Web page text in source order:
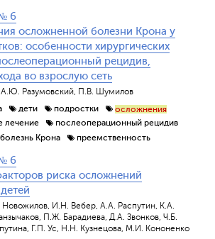
6
осложненной болезни Крона у
особенности хирургических
рецидив,
во взрослую сеть
Разумовский, П.В. Шумилов
дети подростки
осложнения
лечение
послеоперационный рецидив
Крона
преемственность
6
риска осложнений
И.Н. Вебер, А.А. Распутин, К.А.
П.Ж. Барадиева, Д.А. Звонков, Ч.Б.
Г.П. Ус, Н.Н. Кузнецова, М.И. Кононенко